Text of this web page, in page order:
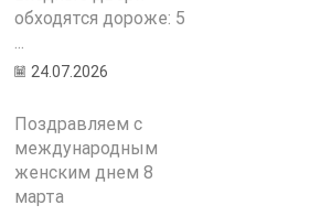
обходятся дороже: 5
24.07.2026
Поздравляем с
международным
женским днем 8
марта